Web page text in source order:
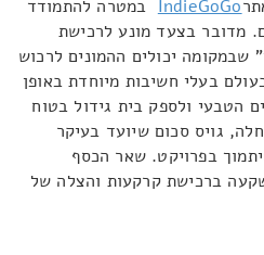
IndieGoGo במטרה להתמודד
מדובר בצעד מונע לרכישת
שבמקומה יכולים ההמונים לרכוש
בעלי חשיבות מיוחדת באופן
הטבעי ולספק בית גידול בטוח
גויס סכום שיועד בעיקר
בפרויקט. שאר הכסף
ברכישת קרקעות והצלה של